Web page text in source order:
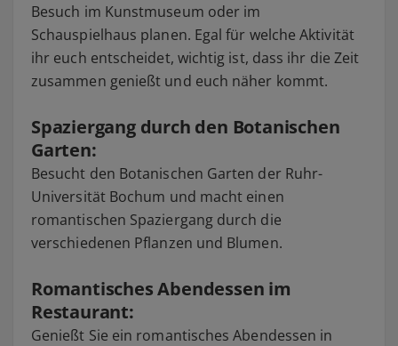
Besuch im Kunstmuseum oder im
Schauspielhaus planen. Egal für welche Aktivität
ihr euch entscheidet, wichtig ist, dass ihr die Zeit
zusammen genießt und euch näher kommt.
Spaziergang durch den Botanischen
Garten:
Besucht den Botanischen Garten der Ruhr-
Universität Bochum und macht einen
romantischen Spaziergang durch die
verschiedenen Pflanzen und Blumen.
Romantisches Abendessen im
Restaurant:
Genießt Sie ein romantisches Abendessen in